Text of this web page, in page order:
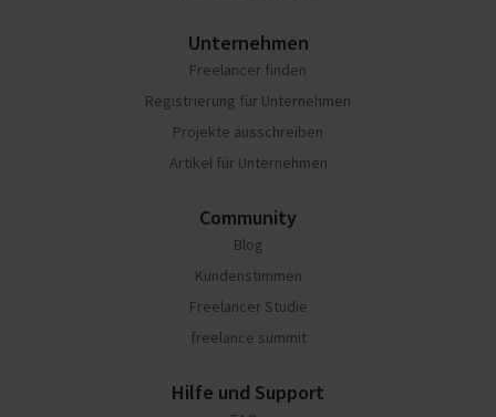
Unternehmen
Freelancer finden
Registrierung für Unternehmen
Projekte ausschreiben
Artikel für Unternehmen
Community
Blog
Kundenstimmen
Freelancer Studie
freelance summit
Hilfe und Support